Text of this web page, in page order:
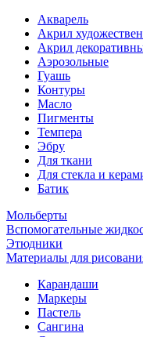
Акварель
Акрил
Акрил
Аэрозольные
Гуашь
Контуры
Масло
Пигменты
Темпера
Эбру
Для ткани
Для стекла и
Батик
Мольберты
Вспомогательные
Этюдники
Материалы для
Карандаши
Маркеры
Пастель
Сангина